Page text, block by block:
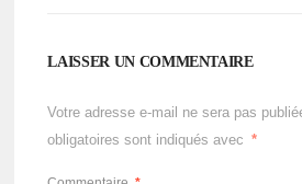
LAISSER UN COMMENTAIRE
Votre adresse e-mail ne sera pas
obligatoires sont indiqués avec
*